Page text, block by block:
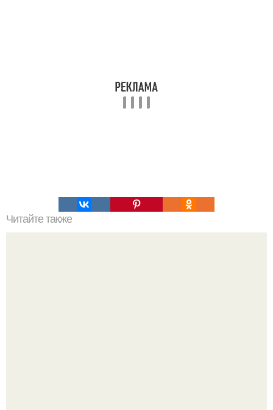
Читайте также